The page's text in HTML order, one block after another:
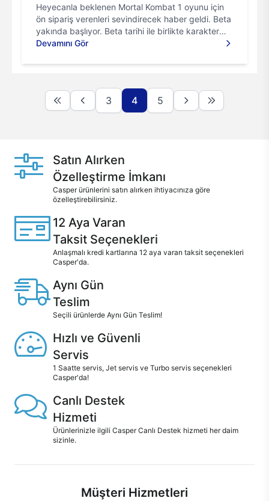
Yayınlanacak Karakterler Belli Oldu
Heyecanla beklenen Mortal Kombat 1 oyunu için
ön sipariş verenleri sevindirecek haber geldi. Beta
yakında başlıyor. Beta tarihi ile birlikte karakter
seçimi y...
Devamını Gör
3 4 5
Satın Alırken
Özelleştirme İmkanı
Casper ürünlerini satın alırken ihtiyacınıza göre
özelleştirebilirsiniz.
12 Aya Varan
Taksit Seçenekleri
Anlaşmalı kredi kartlarına 12 aya varan taksit seçenekleri
Casper'da.
Aynı Gün
Teslim
Seçili ürünlerde Aynı Gün Teslim!
Hızlı ve Güvenli
Servis
1 Saatte servis, Jet servis ve Turbo servis seçenekleri
Casper'da!
Canlı Destek
Hizmeti
Ürünlerinizle ilgili Casper Canlı Destek hizmeti her daim
sizinle.
Müşteri Hizmetleri